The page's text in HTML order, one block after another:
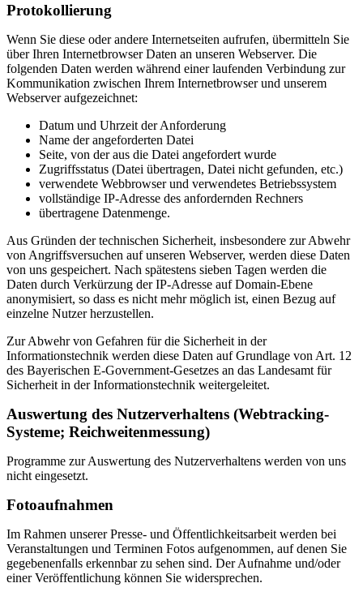
Protokollierung
Wenn Sie diese oder andere Internetseiten aufrufen, übermitteln Sie
über Ihren Internetbrowser Daten an unseren Webserver. Die
folgenden Daten werden während einer laufenden Verbindung zur
Kommunikation zwischen Ihrem Internetbrowser und unserem
Webserver aufgezeichnet:
Datum und Uhrzeit der Anforderung
Name der angeforderten Datei
Seite, von der aus die Datei angefordert wurde
Zugriffsstatus (Datei übertragen, Datei nicht gefunden, etc.)
verwendete Webbrowser und verwendetes Betriebssystem
vollständige IP-Adresse des anfordernden Rechners
übertragene Datenmenge.
Aus Gründen der technischen Sicherheit, insbesondere zur Abwehr
von Angriffsversuchen auf unseren Webserver, werden diese Daten
von uns gespeichert. Nach spätestens sieben Tagen werden die
Daten durch Verkürzung der IP-Adresse auf Domain-Ebene
anonymisiert, so dass es nicht mehr möglich ist, einen Bezug auf
einzelne Nutzer herzustellen.
Zur Abwehr von Gefahren für die Sicherheit in der
Informationstechnik werden diese Daten auf Grundlage von Art. 12
des Bayerischen E-Government-Gesetzes an das Landesamt für
Sicherheit in der Informationstechnik weitergeleitet.
Auswertung des Nutzerverhaltens (Webtracking-
Systeme; Reichweitenmessung)
Programme zur Auswertung des Nutzerverhaltens werden von uns
nicht eingesetzt.
Fotoaufnahmen
Im Rahmen unserer Presse- und Öffentlichkeitsarbeit werden bei
Veranstaltungen und Terminen Fotos aufgenommen, auf denen Sie
gegebenenfalls erkennbar zu sehen sind. Der Aufnahme und/oder
einer Veröffentlichung können Sie widersprechen.